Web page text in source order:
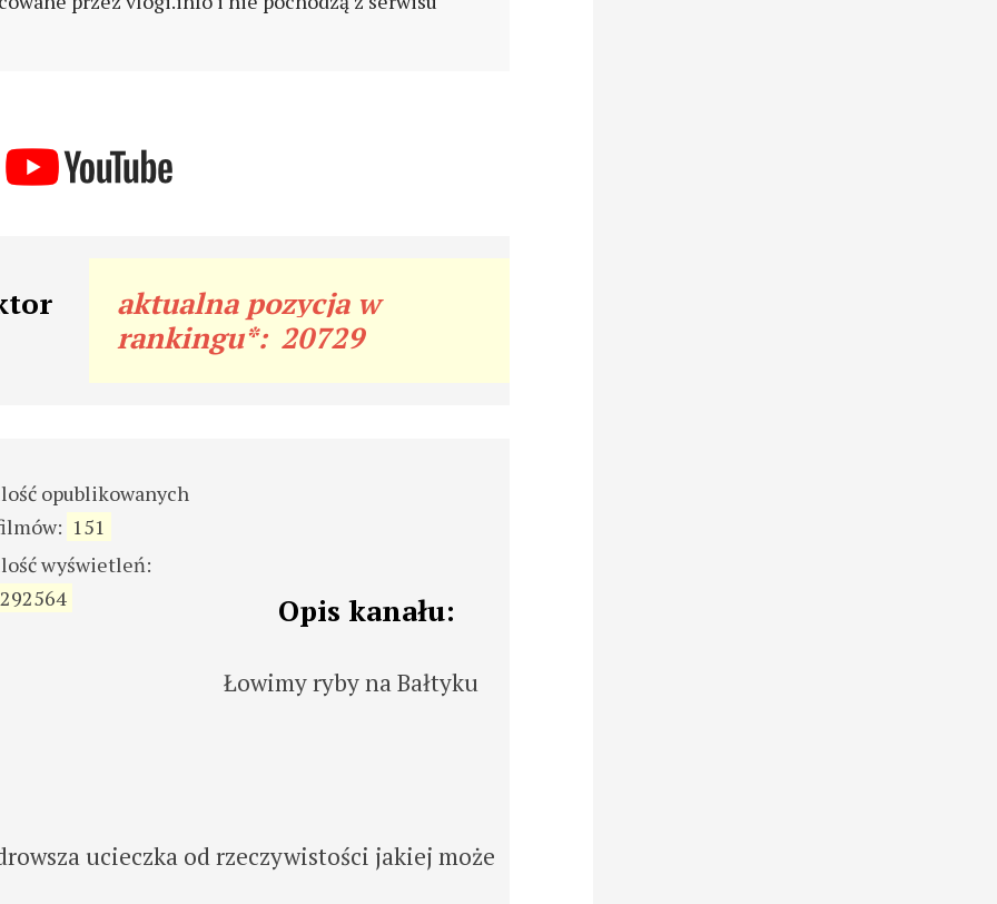
aktualna pozycja w
rankingu*: 20729
opublikowanych
151
wyświetleń:
292564
Opis kanału:
Łowimy ryby na Bałtyku
ucieczka od rzeczywistości jakiej może